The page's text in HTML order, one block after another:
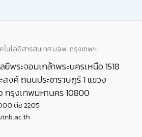
โนโลยีสารสนเทศ มจพ. กรุงเทพฯ
ยีพระจอมเกล้าพระนครเหนือ 1518
สงค์ ถนนประชาราษฎร์ 1 แขวง
กรุงเทพมหานคร 10800
ต่อ 2205